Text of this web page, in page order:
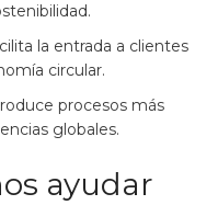
la entrada a clientes
circular.
procesos más
globales.
ayudar